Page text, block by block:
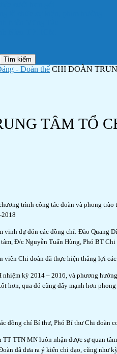
- Đoàn thể CHI ĐOÀN
TÂM TỔ
trình công tác đoàn và phong
vinh dự đón các đồng chí: Đào Quang
Đ/c Nguyễn Tuấn Hùng, Phó BT
viên Chi đoàn đã thực hiện thắng lợi
nhiệm kỳ 2014 – 2016, và phương
hơn, qua đó cũng đẩy mạnh hơn
đồng chí Bí thư, Phó Bí thư Chi đoàn
TTN MN luôn nhận được sự quan
đã đưa ra ý kiến chỉ đạo, cũng như